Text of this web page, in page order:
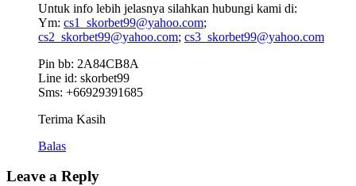
Untuk info lebih jelasnya silahkan hubungi kami di:
Ym: cs1_skorbet99@yahoo.com;
cs2_skorbet99@yahoo.com; cs3_skorbet99@yahoo.com
Pin bb: 2A84CB8A
Line id: skorbet99
Sms: +66929391685
Terima Kasih
Balas
Leave a Reply